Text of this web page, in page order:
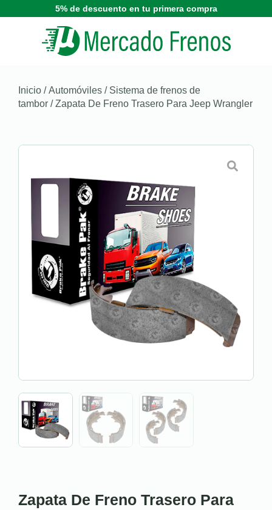
5% de descuento en tu primera compra
Inicio /Automóviles / Sistema de frenos de
tambor / Zapata De Freno Trasero Para Jeep Wrangler
Zapata De Freno Trasero Para